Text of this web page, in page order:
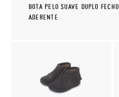
BOTA PELO SUAVE DUPLO FECHO
ADERENTE